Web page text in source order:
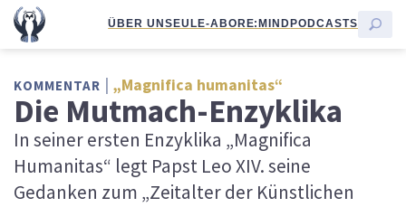
ÜBER UNSEULE-ABORE:MINDPODCASTS
KOMMENTAR „Magnifica humanitas“
Die Mutmach-Enzyklika
In seiner ersten Enzyklika „Magnifica
Humanitas“ legt Papst Leo XIV. seine
Gedanken zum „Zeitalter der Künstlichen